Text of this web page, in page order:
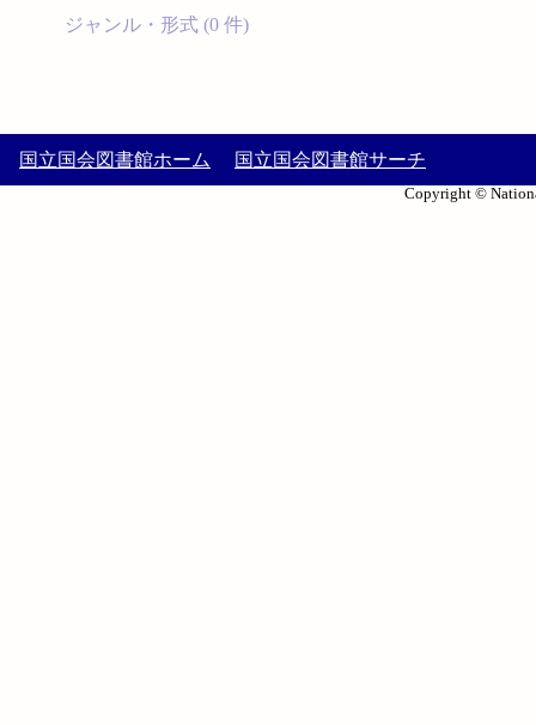
ジャンル・形式 (0 件)
国立国会図書館ホーム 国立国会図書館サーチ
Copyright ©